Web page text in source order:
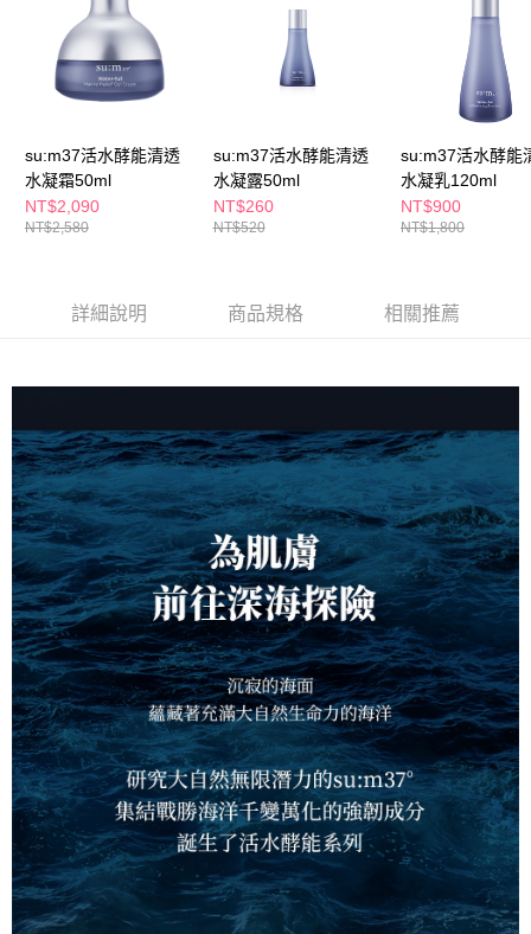
３．未成年的使用者請事先徵得法定代理人或監護人之同意方可使用
「AFTEE先享後付」，若未經同意申辦者引起之損失，本公司不負相關責
４．使用「AFTEE先享後付」時，將依據個別帳號之用戶狀況，依本公司即
時審查核予不同之上限額度；若仍有額度不足之情形，本公司將視審查結果
恩沛科技股份有限公司將有權停止該用戶之使用額度並採取法律行動。
宅配(本島)
每筆NT$100，滿NT$790(含以上)免運費
付款後寶雅門市自取(由倉庫統一出貨)
su:m37活水酵能清透
水凝霜50ml
NT$2,090
NT$2,580
su:m37活水酵能清透
水凝露50ml
NT$260
NT$520
su:m37活水酵能
水凝乳120ml
NT$900
NT$1,800
詳細說明 商品規格 相關推薦